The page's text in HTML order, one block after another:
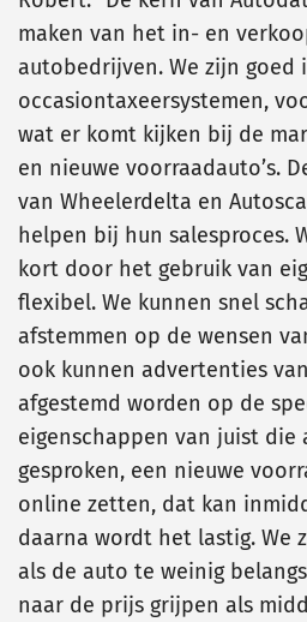
maken van het in- en
autobedrijven. We zijn goed
occasiontaxeersystemen,
wat er komt kijken bij de
en nieuwe voorraadauto’s.
van Wheelerdelta en
helpen bij hun salesproces.
kort door het gebruik van
flexibel. We kunnen snel
afstemmen op de wensen
ook kunnen advertenties
afgestemd worden op de
eigenschappen van juist die
gesproken, een nieuwe
online zetten, dat kan
daarna wordt het lastig. We
als de auto te weinig
naar de prijs grijpen als